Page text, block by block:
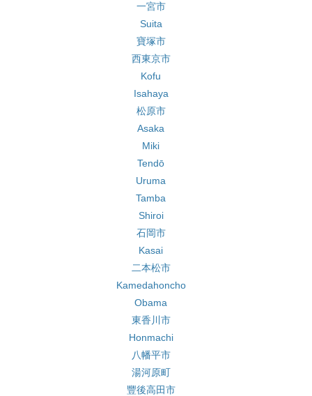
一宮市
Suita
寶塚市
西東京市
Kofu
Isahaya
松原市
Asaka
Miki
Tendō
Uruma
Tamba
Shiroi
石岡市
Kasai
二本松市
Kamedahoncho
Obama
東香川市
Honmachi
八幡平市
湯河原町
豐後高田市